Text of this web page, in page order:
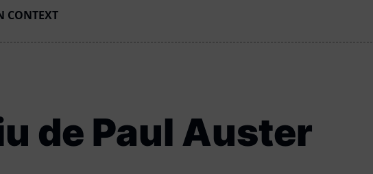
CONTEXT
de Paul Auster